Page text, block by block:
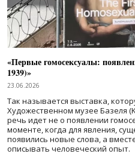
«Первые гомосексуалы:
1939)»
23.06.2026
Так называется выставка,
Художественном музее Базеля
речь идет не о появлении
моменте, когда для явления,
появились новые слова, а
описывать человеческий опыт.